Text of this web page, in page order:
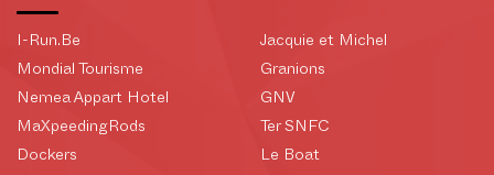
I-Run.Be
Mondial Tourisme
Nemea Appart Hotel
MaXpeedingRods
Dockers
Jacquie et Michel
Granions
GNV
Ter SNFC
Le Boat